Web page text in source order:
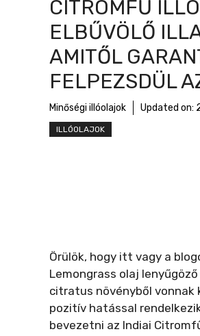
CITROMFŰ
ELBŰVÖLŐ
AMITŐL
FELPEZSDÜL
Minőségi illóolajok Updated on:
ILLÓOLAJOK
Örülök, hogy itt vagy a
Lemongrass olaj
citratus növényből vonnak
pozitív hatással
bevezetni az Indiai